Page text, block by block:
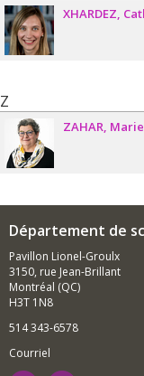
XHARDEZ
Z
ZAHAR
Département de
Pavillon Lionel-Groulx
3150, rue Jean-Brillant
Montréal (QC)
H3T 1N8
514 343-6578
Courriel